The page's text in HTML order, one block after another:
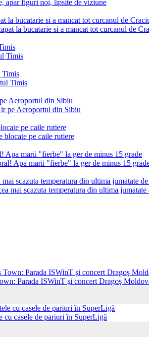
la bucatarie si a mancat tot curcanul de
Timis
Aeroportul din Sibiu
pe caile rutiere
marii "fierbe" la ger de minus 15 grade
scazuta temperatura din ultima jumatate de
Parada ISWinT şi concert Dragoş
cu casele de pariuri în SuperLigă